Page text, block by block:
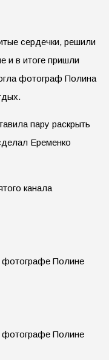
сердечки, решили
и в итоге пришли
фотограф Полина
пару раскрыть
Еременко
канала